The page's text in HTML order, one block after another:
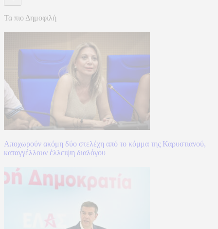
Τα πιο Δημοφιλή
Αποχωρούν ακόμη δύο στελέχη από το κόμμα της Καρυστιανού,
καταγγέλλουν έλλειψη διαλόγου